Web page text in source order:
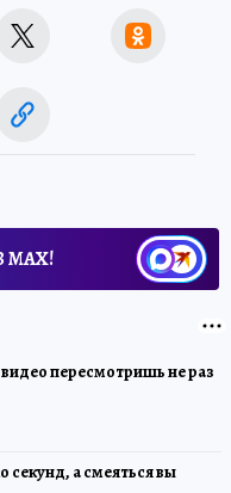
МАХ!
пересмотришь не раз
секунд, а смеяться вы